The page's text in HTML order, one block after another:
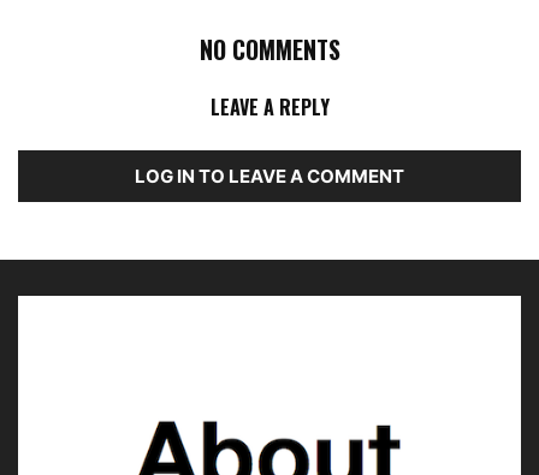
NO COMMENTS
LEAVE A REPLY
LOG IN TO LEAVE A COMMENT